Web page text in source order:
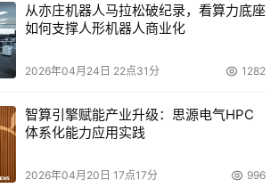
从亦庄机器人马拉松破纪录，看算力底座
如何支撑人形机器人商业化
2026年04月24日 22点31分 1282
智算引擎赋能产业升级：思源电气HPC
体系化能力应用实践
2026年04月20日 17点17分 996